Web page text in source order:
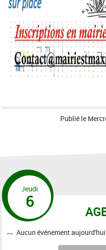
Publié le
Jeudi
6
Aucun événement aujourd'hui